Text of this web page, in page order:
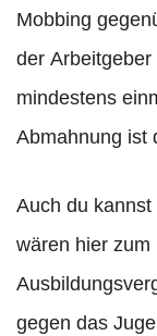
Mobbing
der
mindestens
Abmahnung ist
Auch du
wären hier
gegen das